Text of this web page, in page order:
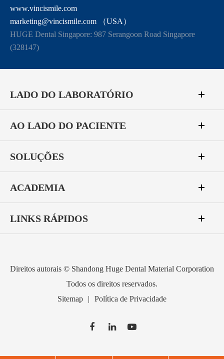
www.vincismile.com
marketing@vincismile.com （USA）
HUGE Dental Singapore: 987 Serangoon Road Singapore
(328147)
LADO DO LABORATÓRIO
AO LADO DO PACIENTE
SOLUÇÕES
ACADEMIA
LINKS RÁPIDOS
Direitos autorais © Shandong Huge Dental Material Corporation
Todos os direitos reservados.
Sitemap
| Política de Privacidade